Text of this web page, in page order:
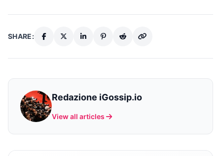
SHARE:
Redazione iGossip.io
View all articles